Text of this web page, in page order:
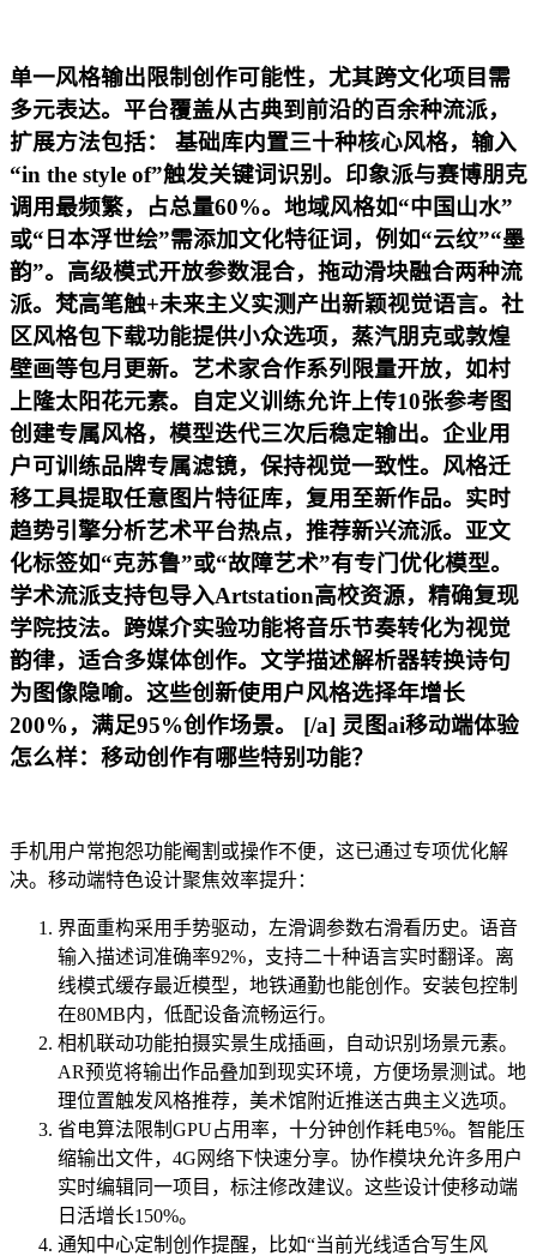
单一风格输出限制创作可能性，尤其跨文化项目需
多元表达。平台覆盖从古典到前沿的百余种流派，
扩展方法包括： 基础库内置三十种核心风格，输入
“in the style of”触发关键词识别。印象派与赛博朋克
调用最频繁，占总量60%。地域风格如“中国山水”
或“日本浮世绘”需添加文化特征词，例如“云纹”“墨
韵”。高级模式开放参数混合，拖动滑块融合两种流
派。梵高笔触+未来主义实测产出新颖视觉语言。社
区风格包下载功能提供小众选项，蒸汽朋克或敦煌
壁画等包月更新。艺术家合作系列限量开放，如村
上隆太阳花元素。自定义训练允许上传10张参考图
创建专属风格，模型迭代三次后稳定输出。企业用
户可训练品牌专属滤镜，保持视觉一致性。风格迁
移工具提取任意图片特征库，复用至新作品。实时
趋势引擎分析艺术平台热点，推荐新兴流派。亚文
化标签如“克苏鲁”或“故障艺术”有专门优化模型。
学术流派支持包导入Artstation高校资源，精确复现
学院技法。跨媒介实验功能将音乐节奏转化为视觉
韵律，适合多媒体创作。文学描述解析器转换诗句
为图像隐喻。这些创新使用户风格选择年增长
200%，满足95%创作场景。 [/a] 灵图ai移动端体验
怎么样：移动创作有哪些特别功能？
手机用户常抱怨功能阉割或操作不便，这已通过专项优化解
决。移动端特色设计聚焦效率提升：
界面重构采用手势驱动，左滑调参数右滑看历史。语音
输入描述词准确率92%，支持二十种语言实时翻译。离
线模式缓存最近模型，地铁通勤也能创作。安装包控制
在80MB内，低配设备流畅运行。
相机联动功能拍摄实景生成插画，自动识别场景元素。
AR预览将输出作品叠加到现实环境，方便场景测试。地
理位置触发风格推荐，美术馆附近推送古典主义选项。
省电算法限制GPU占用率，十分钟创作耗电5%。智能压
缩输出文件，4G网络下快速分享。协作模块允许多用户
实时编辑同一项目，标注修改建议。这些设计使移动端
日活增长150%。
通知中心定制创作提醒，比如“当前光线适合写生风